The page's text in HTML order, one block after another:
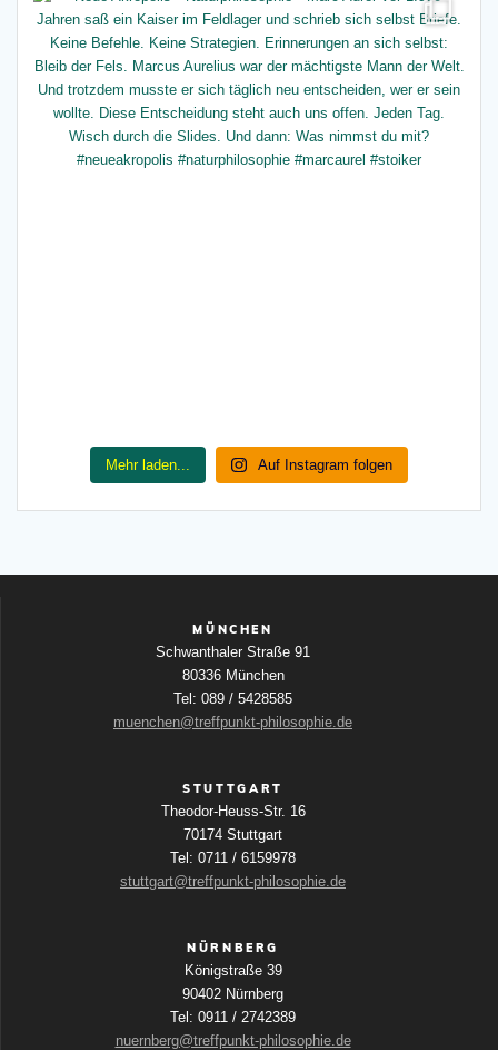
Mehr laden... Auf Instagram folgen
MÜNCHEN
Schwanthaler Straße 91
80336 München
Tel: 089 / 5428585
muenchen@treffpunkt-philosophie.de
STUTTGART
Theodor-Heuss-Str. 16
70174 Stuttgart
Tel: 0711 / 6159978
stuttgart@treffpunkt-philosophie.de
NÜRNBERG
Königstraße 39
90402 Nürnberg
Tel: 0911 / 2742389
nuernberg@treffpunkt-philosophie.de